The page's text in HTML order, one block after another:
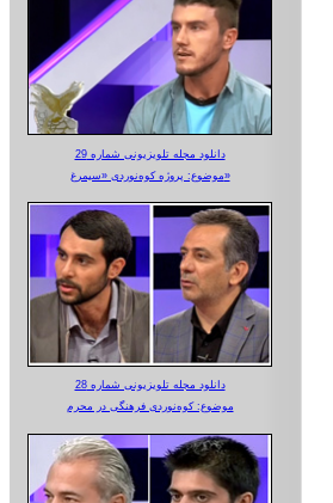
دانلود مجله تلویزیونی شماره 29
موضوع: پروژه کوه‌نوردی «سیمرغ»
دانلود مجله تلویزیونی شماره 28
موضوع: کوه‌نوردی فرهنگی در محرم